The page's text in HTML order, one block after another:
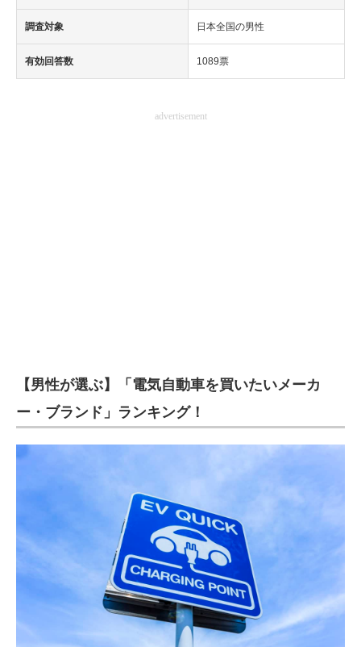
調査対象 日本全国の男性
有効回答数 1089票
advertisement
【男性が選ぶ】「電気自動車を買いたいメーカ
ー・ブランド」ランキング！